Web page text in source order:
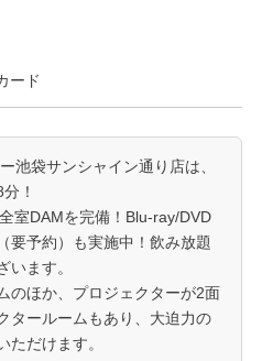
池袋サンシャイン通り店は、
！
室DAMを完備！Blu-ray/DVD
要予約）も実施中！飲み放題
います。
のほか、プロジェクターが2面
タールームもあり、大迫力の
ただけます。
ード